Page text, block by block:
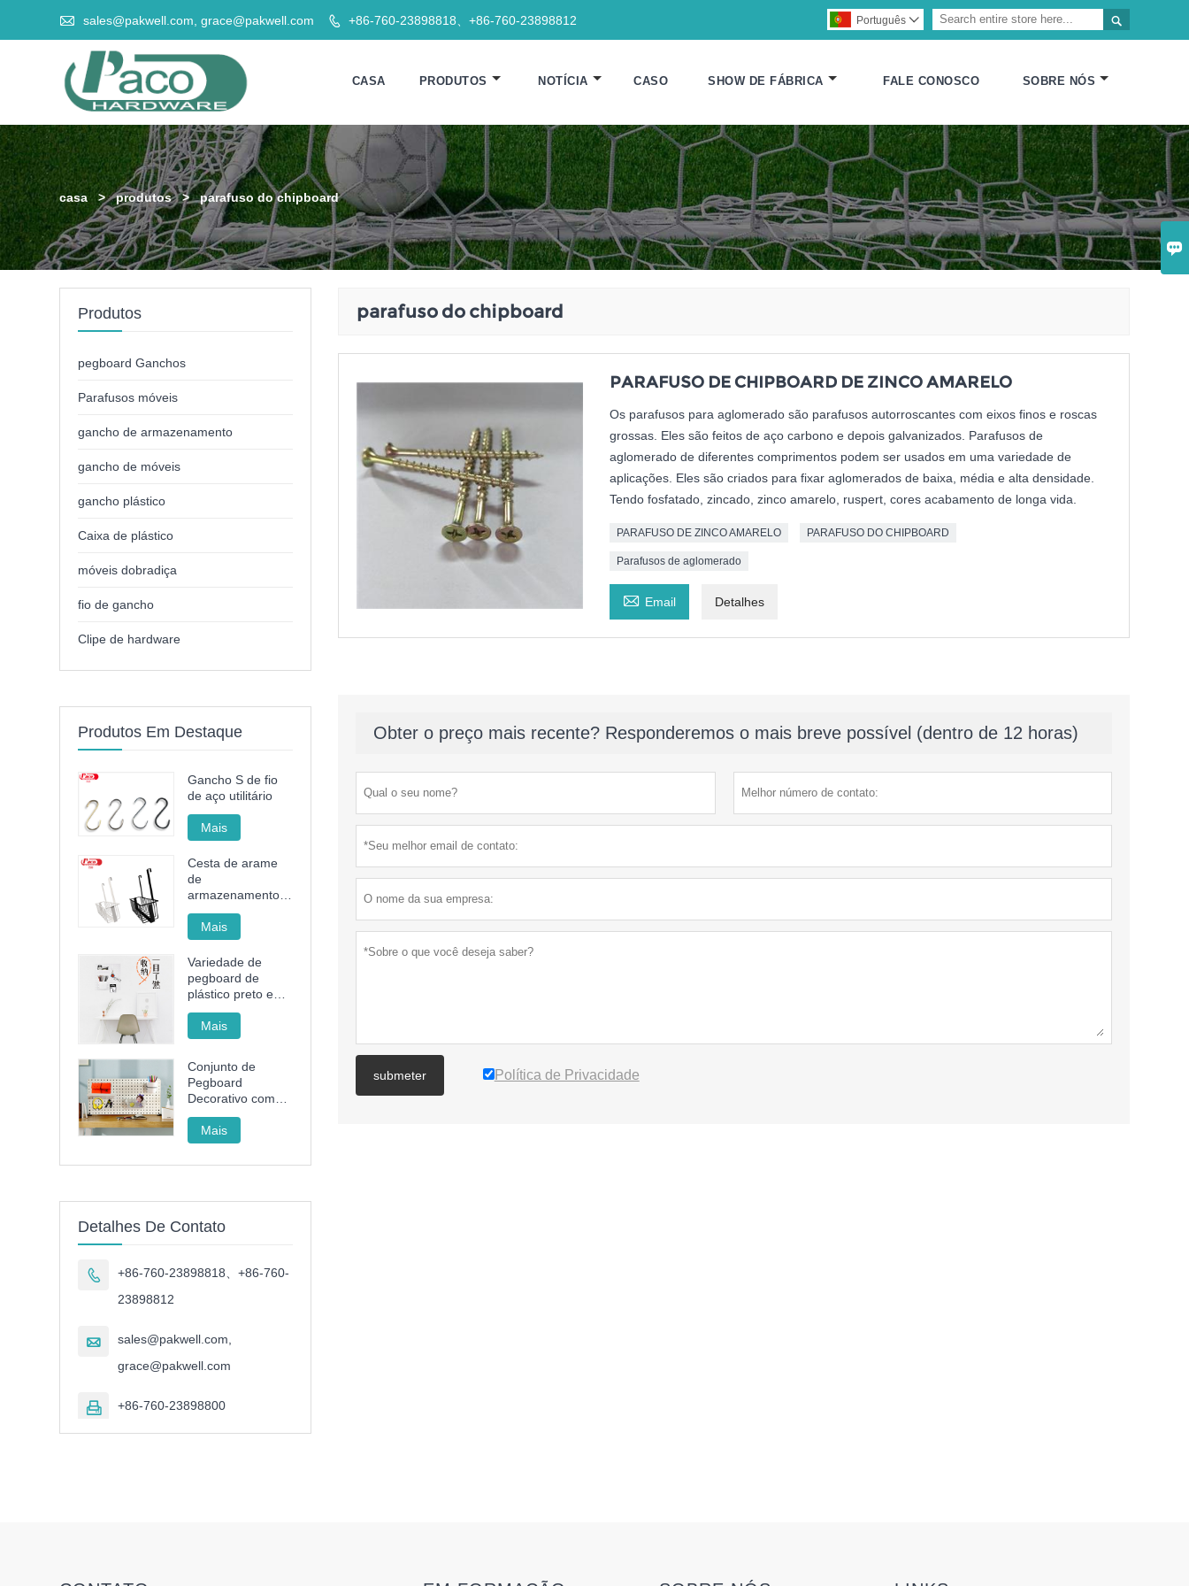

 sales@pakwell.com, grace@pakwell.com  +86-760-23898818、+86-760-23898812 
Português 
CASA PRODUTOS NOTÍCIA CASO SHOW DE FÁBRICA FALE CONOSCO SOBRE NÓS
casa > produtos > parafuso do chipboard
parafuso do chipboard
PARAFUSO DE CHIPBOARD DE ZINCO AMARELO
Os parafusos para aglomerado são parafusos autorroscantes com eixos finos e roscas
grossas. Eles são feitos de aço carbono e depois galvanizados. Parafusos de
aglomerado de diferentes comprimentos podem ser usados em uma variedade de
aplicações. Eles são criados para fixar aglomerados de baixa, média e alta densidade.
Tendo fosfatado, zincado, zinco amarelo, ruspert, cores acabamento de longa vida.
PARAFUSO DE ZINCO AMARELO PARAFUSO DO CHIPBOARD
Parafusos de aglomerado
 Email Detalhes
Obter o preço mais recente? Responderemos o mais breve possível (dentro de 12 horas)
submeter Política de Privacidade
Produtos
pegboard Ganchos
Parafusos móveis
gancho de armazenamento
gancho de móveis
gancho plástico
Caixa de plástico
móveis dobradiça
fio de gancho
Clipe de hardware
Produtos Em Destaque
Gancho S de fio
de aço utilitário
Mais
Cesta de arame
de
armazenamento
de aço sem
perfurações
Mais
Variedade de
pegboard de
plástico preto e
branco
Mais
Conjunto de
Pegboard
Decorativo com
Rack, Cesto e
Copo para
Organizar
Mais
Detalhes De Contato

+86-760-23898818、+86-760-
23898812

sales@pakwell.com,
grace@pakwell.com
 +86-760-23898800